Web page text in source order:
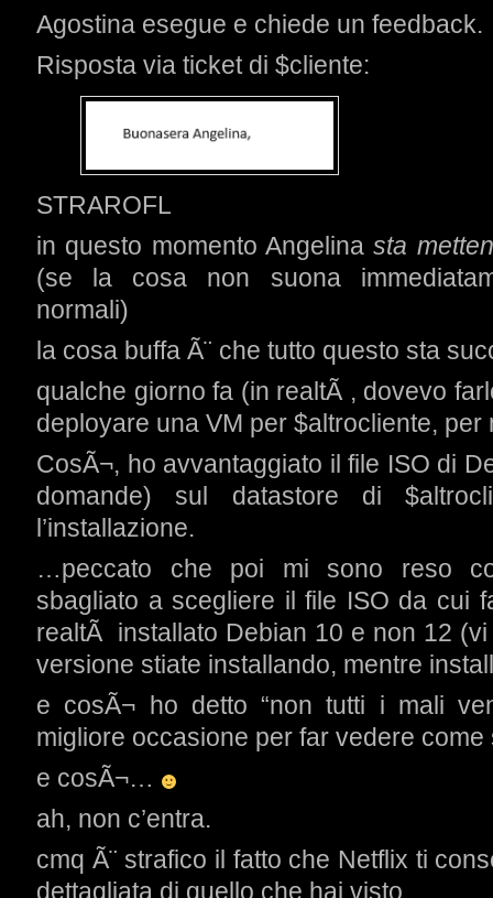
Agostina esegue e chiede un feedback.
Risposta via ticket di $cliente:
STRAROFL
in questo momento Angelinasta
(se la cosa non suona
normali)
la cosa buffa Ã¨ che tutto questo sta
qualche giorno fa (in realtÃ , dovevo
deployare una VM per $altrocliente, per
CosÃ¬, ho avvantaggiato il file ISO di
domande) sul datastore di
l’installazione.
…peccato che poi mi sono reso
sbagliato a scegliere il file ISO da cui
realtÃ installato Debian 10 e non 12
versione stiate installando, mentre
e cosÃ¬ ho detto “non tutti i mali
migliore occasione per far vedere
e cosÃ¬…
ah, non c’entra.
cmq Ã¨ strafico il fatto che Netflix ti
dettagliata di quello che hai visto.